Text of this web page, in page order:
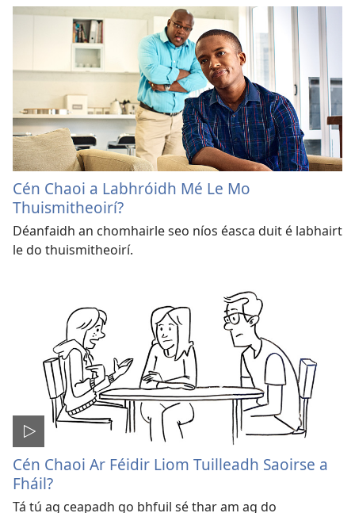
Cén Chaoi a Labhróidh Mé Le Mo
Thuismitheoirí?
Déanfaidh an chomhairle seo níos éasca duit é labhairt
le do thuismitheoirí.
Cén Chaoi Ar Féidir Liom Tuilleadh Saoirse a
Fháil?
Tá tú ag ceapadh go bhfuil sé thar am ag do